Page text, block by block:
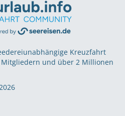
Kreuzfahrt
und über 2 Millionen